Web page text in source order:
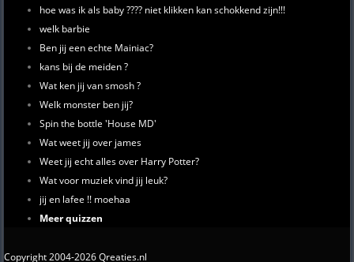
hoe was ik als baby ???? niet klikken kan schokkend zijn!!!
welk barbie
Ben jij een echte Mainiac?
kans bij de meiden ?
Wat ken jij van smosh ?
Welk monster ben jij?
Spin the bottle 'House MD'
Wat weet jij over james
Weet jij echt alles over Harry Potter?
Wat voor muziek vind jij leuk?
jij en lafee !! moehaa
Meer quizzen
Copyright 2004-2026 Qreaties.nl